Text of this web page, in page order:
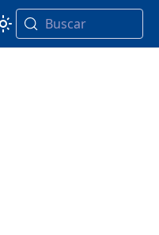
Buscar